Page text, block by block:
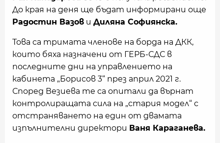
До края на деня ще бъдат информирани още
Радостин Вазов и Диляна Софиянска.
Това са тримата членове на борда на ДКК,
които бяха назначени от ГЕРБ-СДС в
последните дни на управлението на
кабинета „Борисов 3“ през април 2021 г.
Според Везиева те са опитали да върнат
контролиращата сила на „стария модел“ с
отстраняването на един от двамата
изпълнителни директори Ваня Караганева.